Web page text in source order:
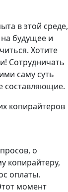
в этой среде,
будущее и
Хотите
Сотрудничать
саму суть
составляющие.
копирайтеров
о
копирайтеру,
оплаты.
момент